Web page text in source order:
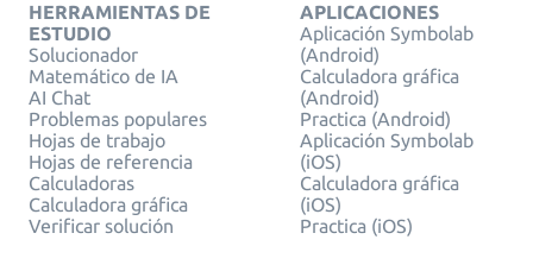
HERRAMIENTAS DE
ESTUDIO
Solucionador
Matemático de IA
AI Chat
Problemas populares
Hojas de trabajo
Hojas de referencia
Calculadoras
Calculadora gráfica
Verificar solución
APLICACIONES
Aplicación Symbolab
(Android)
Calculadora gráfica
(Android)
Practica (Android)
Aplicación Symbolab
(iOS)
Calculadora gráfica
(iOS)
Practica (iOS)